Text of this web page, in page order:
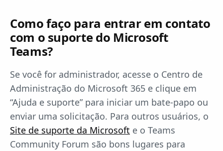
Como faço para entrar em contato
com o suporte do Microsoft
Teams?
Se você for administrador, acesse o Centro de
Administração do Microsoft 365 e clique em
“Ajuda e suporte” para iniciar um bate-papo ou
enviar uma solicitação. Para outros usuários, o
Site de suporte da Microsoft e o Teams
Community Forum são bons lugares para